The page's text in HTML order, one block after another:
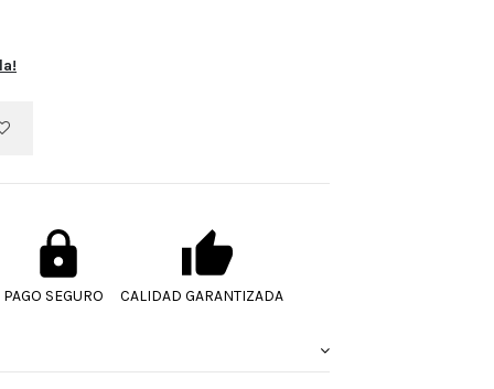
PAGO SEGURO CALIDAD GARANTIZADA